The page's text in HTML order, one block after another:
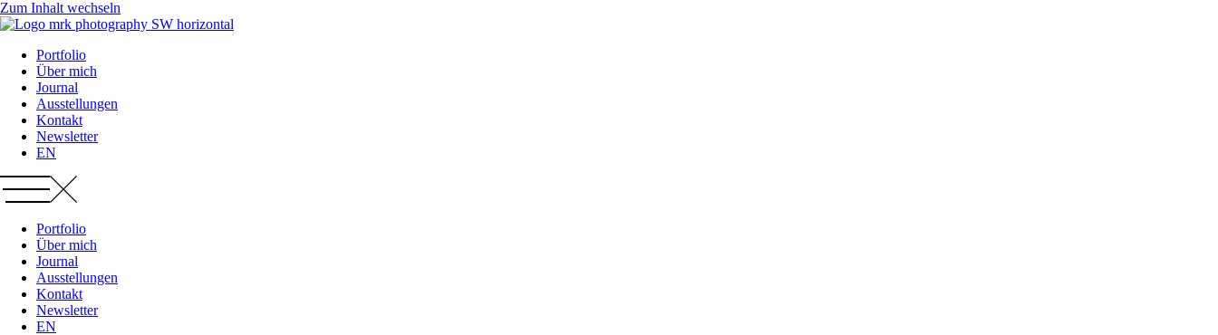
Zum Inhalt wechseln
Portfolio
Über mich
Journal
Ausstellungen
Kontakt
Newsletter
EN
Portfolio
Über mich
Journal
Ausstellungen
Kontakt
Newsletter
EN